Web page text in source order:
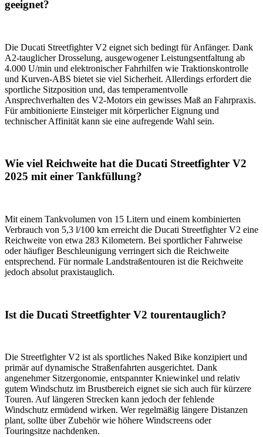
geeignet?
Die Ducati Streetfighter V2 eignet sich bedingt für Anfänger. Dank
A2-tauglicher Drosselung, ausgewogener Leistungsentfaltung ab
4.000 U/min und elektronischer Fahrhilfen wie Traktionskontrolle
und Kurven-ABS bietet sie viel Sicherheit. Allerdings erfordert die
sportliche Sitzposition und, das temperamentvolle
Ansprechverhalten des V2-Motors ein gewisses Maß an Fahrpraxis.
Für ambitionierte Einsteiger mit körperlicher Eignung und
technischer Affinität kann sie eine aufregende Wahl sein.
Wie viel Reichweite hat die Ducati Streetfighter V2
2025 mit einer Tankfüllung?
Mit einem Tankvolumen von 15 Litern und einem kombinierten
Verbrauch von 5,3 l/100 km erreicht die Ducati Streetfighter V2 eine
Reichweite von etwa 283 Kilometern. Bei sportlicher Fahrweise
oder häufiger Beschleunigung verringert sich die Reichweite
entsprechend. Für normale Landstraßentouren ist die Reichweite
jedoch absolut praxistauglich.
Ist die Ducati Streetfighter V2 tourentauglich?
Die Streetfighter V2 ist als sportliches Naked Bike konzipiert und
primär auf dynamische Straßenfahrten ausgerichtet. Dank
angenehmer Sitzergonomie, entspannter Kniewinkel und relativ
gutem Windschutz im Brustbereich eignet sie sich auch für kürzere
Touren. Auf längeren Strecken kann jedoch der fehlende
Windschutz ermüdend wirken. Wer regelmäßig längere Distanzen
plant, sollte über Zubehör wie höhere Windscreens oder
Touringsitze nachdenken.